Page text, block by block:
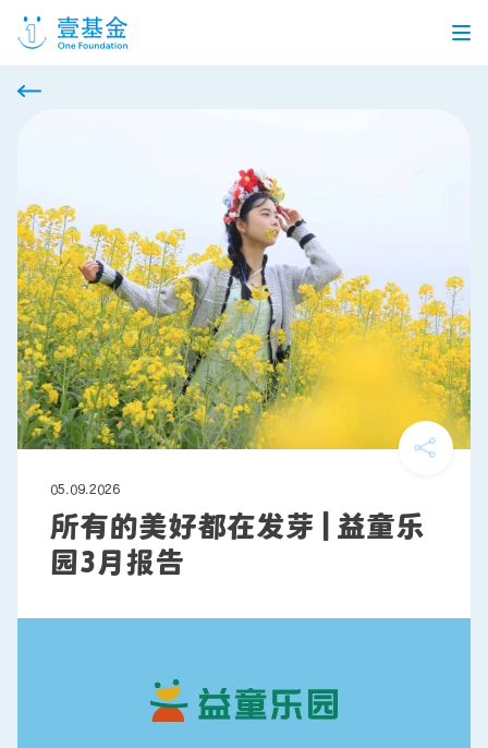
党建引领 机构介绍 信息披露
公益项目
个人捐赠
企业合作
联系我们
05.09.2026
所有的美好都在发芽 | 益童乐
园3月报告